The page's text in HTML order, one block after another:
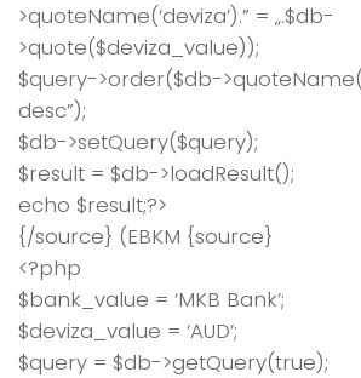
>quoteName(‘deviza’).” = „.$db-
>quote($deviza_value));
$query->order($db-
desc”);
$db->setQuery($query);
$result = $db->loadResult();
echo $result;?>
{/source} (EBKM {source}
<?php
$bank_value = ‘MKB Bank’;
$deviza_value = ‘AUD’;
$query = $db->getQuery(true);